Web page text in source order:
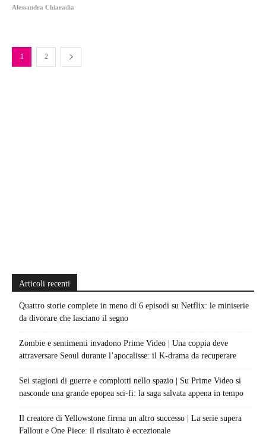
Alessandra Chiaradia
1 2
Articoli recenti
Quattro storie complete in meno di 6 episodi su Netflix: le miniserie
da divorare che lasciano il segno
Zombie e sentimenti invadono Prime Video | Una coppia deve
attraversare Seoul durante l’apocalisse: il K-drama da recuperare
Sei stagioni di guerre e complotti nello spazio | Su Prime Video si
nasconde una grande epopea sci-fi: la saga salvata appena in tempo
Il creatore di Yellowstone firma un altro successo | La serie supera
Fallout e One Piece: il risultato è eccezionale